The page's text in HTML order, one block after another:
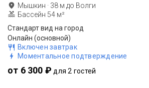
Мышкин · 38 м до Волги
Бассейн 54 м²
Стандарт вид на город
Онлайн (основной)
Включен завтрак
Моментальное подтверждение
от 6 300 ₽ для 2 гостей